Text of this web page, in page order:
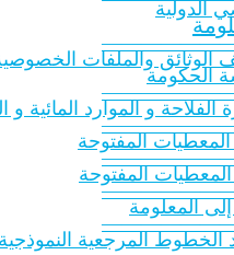
الدولية
الوثائق والملفات
الحكومة
الفلاحة و الموارد المائية و
المفتوحة
المفتوحة
إلى المعلومة
المرجعية النموذجية